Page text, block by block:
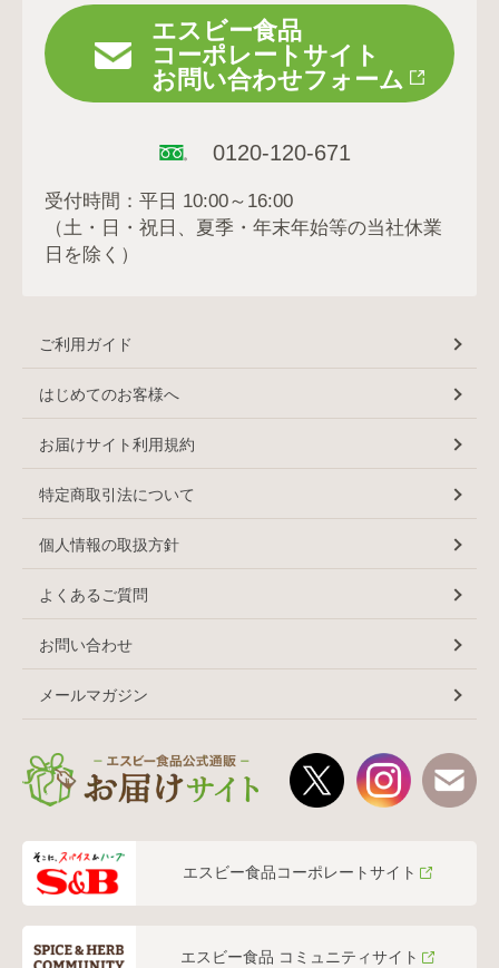
エスビー食品
コーポレートサイト
お問い合わせフォーム
0120-120-671
受付時間：平日 10:00～16:00
（土・日・祝日、夏季・年末年始等の当社休業
日を除く）
ご利用ガイド
はじめてのお客様へ
お届けサイト利用規約
特定商取引法について
個人情報の取扱方針
よくあるご質問
お問い合わせ
メールマガジン
エスビー食品コーポレートサイト
エスビー食品 コミュニティサイト